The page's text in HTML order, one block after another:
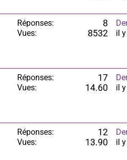
Réponses: 8
Vues: 8532
il
Réponses: 17
Vues: 14.60
il
Réponses: 12
Vues: 13.90
il